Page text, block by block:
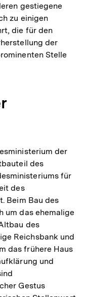
gestiegene
zu einigen
die für den
der
Stelle
der
des
für
des
Beim Bau des
um das ehemalige
des
Reichsbank und
das frühere Haus
und
Gestus